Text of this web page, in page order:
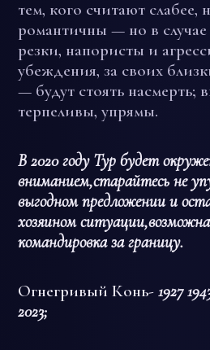
тем, кого считают слабее,
романтичны — но в
резки, напористы и
убеждения, за своих
— будут стоять насмерть;
терпеливы, упрямы.
В 2020 году Тур будет
вниманием,старайтесь не
выгодном предложении и
хозяином
командировка за границу.
Огнегривый Конь- 1927
2023;